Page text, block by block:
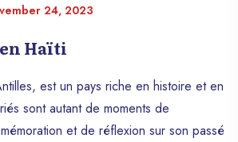
24, 2023
Haïti
est un pays riche en histoire et en
sont autant de moments de
et de réflexion sur son passé